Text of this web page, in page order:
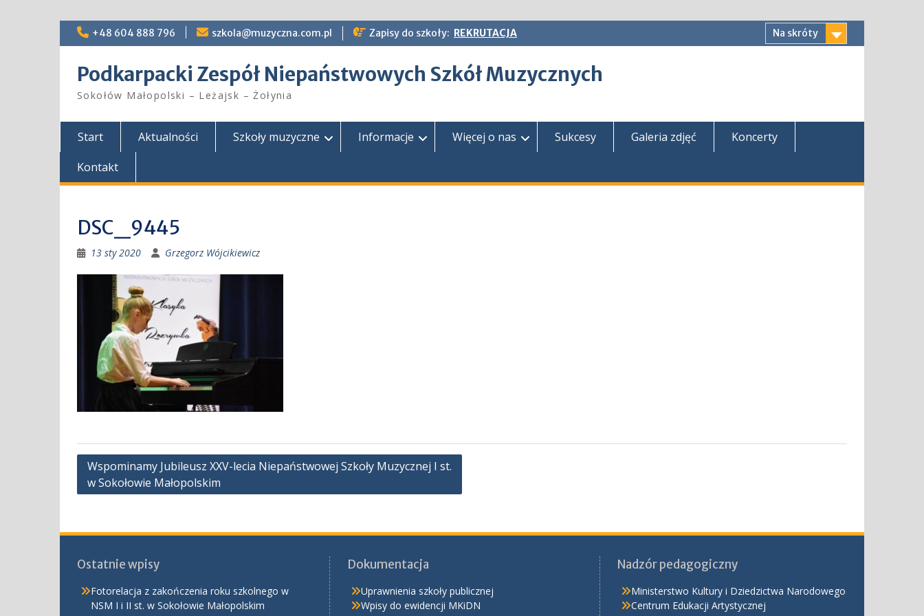
Skip
+48 604 888 796 szkola@muzyczna.com.pl Zapisy do szkoły: REKRUTACJA Na skróty
Podkarpacki Zespół Niepaństwowych Szkół Muzycznych
Sokołów Małopolski – Leżajsk – Żołynia
Start Aktualności Szkoły muzyczne Informacje Więcej o nas Sukcesy Galeria zdjęć
Koncerty
Kontakt
DSC_9445
13 sty 2020 Grzegorz Wójcikiewicz
Nawigacja
wpisu
Wspominamy Jubileusz XXV-lecia Niepaństwowej Szkoły Muzycznej I st.
w Sokołowie Małopolskim
Ostatnie wpisy
Fotorelacja z zakończenia roku szkolnego w
NSM I i II st. w Sokołowie Małopolskim
Dokumentacja
Uprawnienia szkoły publicznej
Wpisy do ewidencji MKiDN
Nadzór pedagogiczny
Ministerstwo Kultury i Dziedzictwa Narodowego
Centrum Edukacji Artystycznej